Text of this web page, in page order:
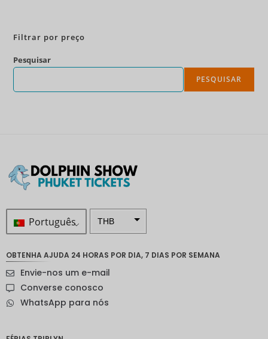
Filtrar por preço
Pesquisar
PESQUISAR
Português THB
sueca
neozelan
OBTENHA AJUDA 24 HORAS POR DIA, 7 DIAS POR SEMANA
Envie-nos um e-mail
Converse conosco
WhatsApp para nós